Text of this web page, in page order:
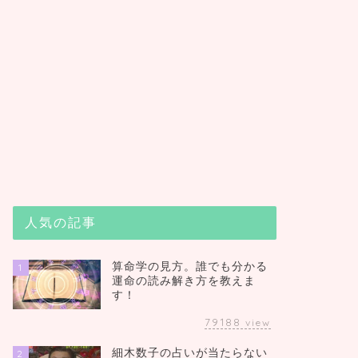
人気の記事
1
算命学の見方。誰でも分かる
運命の読み解き方を教えま
す！
79188 view
2 細木数子の占いが当たらない